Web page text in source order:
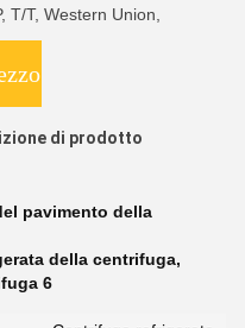
T/T, Western Union,
di prodotto
pavimento della
della centrifuga,
6